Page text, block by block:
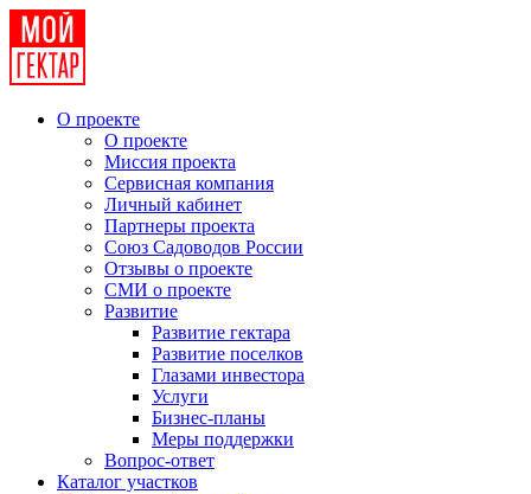
О проекте
О проекте
Миссия проекта
Сервисная компания
Личный кабинет
Партнеры проекта
Союз Садоводов России
Отзывы о проекте
СМИ о проекте
Развитие
Развитие гектара
Развитие поселков
Глазами инвестора
Услуги
Бизнес-планы
Меры поддержки
Вопрос-ответ
Каталог участков